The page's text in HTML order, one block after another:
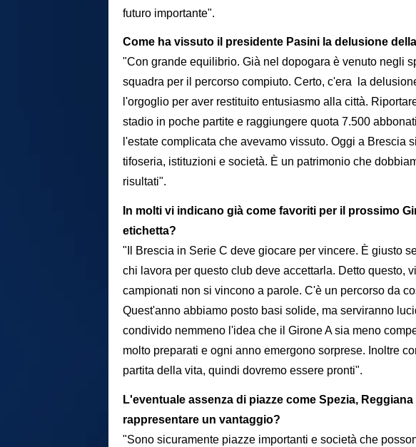
futuro importante".
Come ha vissuto il presidente Pasini la delusione
"Con grande equilibrio. Già nel dopogara è venuto negli
squadra per il percorso compiuto. Certo, c'era la
l'orgoglio per aver restituito entusiasmo alla città.
stadio in poche partite e raggiungere quota 7.500
l'estate complicata che avevamo vissuto. Oggi a Brescia
tifoseria, istituzioni e società. È un patrimonio che
risultati".
In molti vi indicano già come favoriti per il prossimo
etichetta?
"Il Brescia in Serie C deve giocare per vincere. È giusto
chi lavora per questo club deve accettarla. Detto questo,
campionati non si vincono a parole. C'è un percorso da
Quest'anno abbiamo posto basi solide, ma serviranno
condivido nemmeno l'idea che il Girone A sia meno
molto preparati e ogni anno emergono sorprese. Inoltre
partita della vita, quindi dovremo essere pronti".
L'eventuale assenza di piazze come Spezia,
rappresentare un vantaggio?
"Sono sicuramente piazze importanti e società che